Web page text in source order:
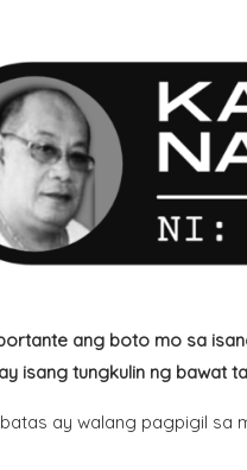
ang boto mo sa
isang tungkulin ng bawat
ay walang pagpigil sa